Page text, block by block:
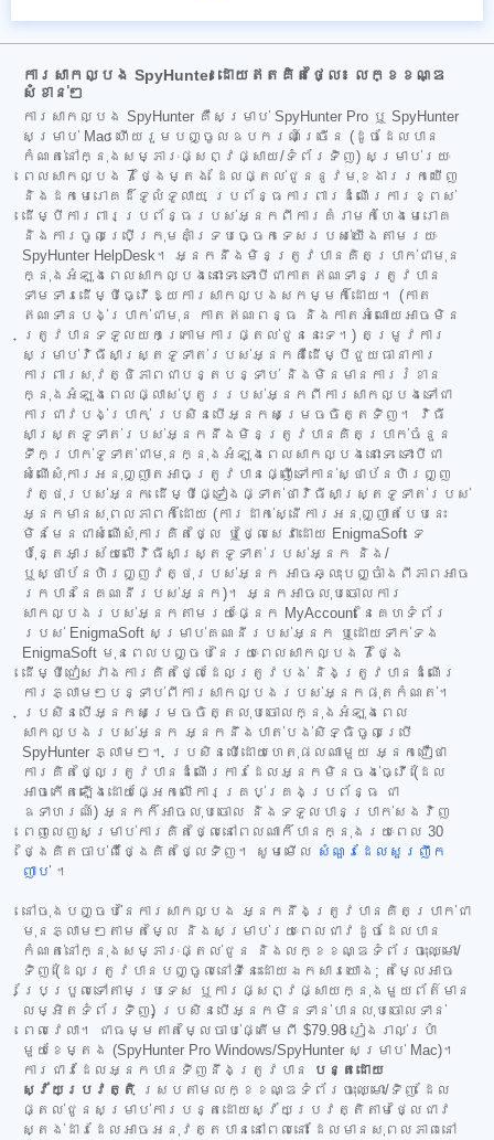
ការសាកល្បង SpyHunter ដោយឥតគិតថ្លៃ៖ លក្ខខណ្ឌ
សំខាន់ៗ
ការសាកល្បង SpyHunter គឺសម្រាប់ SpyHunter Pro ឬ SpyHunter
សម្រាប់ Mac ហើយរួមបញ្ចូលឧបករណ៍ច្រើន (ដូចដែលបាន
កំណត់នៅក្នុងសម្ភារៈផ្សព្វផ្សាយ/ទំព័រទិញ) សម្រាប់រយៈ
ពេលសាកល្បង 7 ថ្ងៃម្តង ដែលផ្តល់ជូននូវមុខងាររកឃើញ
និងដកមេរោគដ៏ទូលំទូលាយ ប្រព័ន្ធការពារដំណើរការខ្ពស់
ដើម្បីការពារប្រព័ន្ធរបស់អ្នកពីការគំរាមកំហែងមេរោគ
និងការចូលប្រើក្រុមគាំទ្របច្ចេកទេសរបស់យើងតាមរយៈ
SpyHunter HelpDesk។ អ្នកនឹងមិនត្រូវបានគិតប្រាក់ជាមុន
ក្នុងអំឡុងពេលសាកល្បងនោះទេ ទោះបីជាកាតឥណទានត្រូវបាន
ទាមទារដើម្បីធ្វើឱ្យការសាកល្បងសកម្មក៏ដោយ។ (កាត
ឥណទានបង់ប្រាក់ជាមុន កាតឥណពន្ធ និងកាតអំណោយអាចមិន
ត្រូវបានទទួលយកក្រោមការផ្តល់ជូននេះទេ។) តម្រូវការ
សម្រាប់វិធីសាស្ត្រទូទាត់របស់អ្នកគឺដើម្បីជួយធានាការ
ការពារសុវត្ថិភាពជាបន្តបន្ទាប់ និងមិនមានការរំខាន
ក្នុងអំឡុងពេលផ្លាស់ប្តូររបស់អ្នកពីការសាកល្បងទៅជា
ការជាវបង់ប្រាក់ ប្រសិនបើអ្នកសម្រេចចិត្តទិញ។ វិធី
សាស្ត្រទូទាត់របស់អ្នកនឹងមិនត្រូវបានគិតប្រាក់ចំនួន
ទឹកប្រាក់ទូទាត់ជាមុនក្នុងអំឡុងពេលសាកល្បងនោះទេ ទោះបីជា
សំណើសុំការអនុញ្ញាតអាចត្រូវបានផ្ញើទៅកាន់ស្ថាប័នហិរញ្ញ
វត្ថុរបស់អ្នក ដើម្បីផ្ទៀងផ្ទាត់ថាវិធីសាស្ត្រទូទាត់របស់
អ្នកមានសុពលភាពក៏ដោយ (ការដាក់ស្នើការអនុញ្ញាតបែបនេះ
មិនមែនជាសំណើសុំការគិតថ្លៃ ឬថ្លៃសេវាដោយ EnigmaSoft ទេ
ប៉ុន្តែអាស្រ័យលើវិធីសាស្ត្រទូទាត់របស់អ្នក និង/
ឬស្ថាប័នហិរញ្ញវត្ថុរបស់អ្នក អាចឆ្លុះបញ្ចាំងពីភាពអាច
រកបាននៃគណនីរបស់អ្នក)។ អ្នកអាចលុបចោលការ
សាកល្បងរបស់អ្នកតាមរយៈផ្នែក MyAccount នៃគេហទំព័រ
របស់ EnigmaSoft សម្រាប់គណនីរបស់អ្នក ឬដោយទាក់ទង
EnigmaSoft មុនពេលបញ្ចប់នៃរយៈពេលសាកល្បង 7 ថ្ងៃ
ដើម្បីជៀសវាងការគិតថ្លៃដែលត្រូវបង់ និងត្រូវបានដំណើរ
ការភ្លាមៗបន្ទាប់ពីការសាកល្បងរបស់អ្នកផុតកំណត់។
ប្រសិនបើអ្នកសម្រេចចិត្តលុបចោលក្នុងអំឡុងពេល
សាកល្បងរបស់អ្នក អ្នកនឹងបាត់បង់សិទ្ធិចូលប្រើ
SpyHunter ភ្លាមៗ។ ប្រសិនបើដោយហេតុផលណាមួយ អ្នកជឿថា
ការគិតថ្លៃត្រូវបានដំណើរការដែលអ្នកមិនចង់ធ្វើ (ដែល
អាចកើតឡើងដោយផ្អែកលើការគ្រប់គ្រងប្រព័ន្ធ ជា
ឧទាហរណ៍) អ្នកក៏អាចលុបចោល និងទទួលបានប្រាក់សងវិញ
ពេញលេញសម្រាប់ការគិតថ្លៃនៅពេលណាក៏បានក្នុងរយៈពេល 30
ថ្ងៃគិតចាប់ពីថ្ងៃគិតថ្លៃទិញ។ សូមមើល សំណួរដែលសួរញឹក
ញាប់ ។
នៅចុងបញ្ចប់នៃការសាកល្បង អ្នកនឹងត្រូវបានគិតប្រាក់ជា
មុនភ្លាមៗតាមតម្លៃ និងសម្រាប់រយៈពេលជាវដូចដែលបាន
កំណត់នៅក្នុងសម្ភារៈផ្តល់ជូន និងលក្ខខណ្ឌទំព័រចុះឈ្មោះ/
ទិញ (ដែលត្រូវបានបញ្ចូលនៅទីនេះដោយឯកសារយោង; តម្លៃអាច
ប្រែប្រួលទៅតាមប្រទេស ឬការផ្សព្វផ្សាយក្នុងមួយព័ត៌មាន
លម្អិតទំព័រទិញ) ប្រសិនបើអ្នកមិនទាន់បានលុបចោលទាន់
ពេលវេលា។ ជាធម្មតាតម្លៃចាប់ផ្តើមពី $79.98 រៀងរាល់ប្រាំ
មួយខែម្តង (SpyHunter Pro Windows/SpyHunter សម្រាប់ Mac)។
ការជាវដែលអ្នកបានទិញនឹងត្រូវបាន
បន្តដោយ
ស្វ័យប្រវត្តិ ស្របតាមលក្ខខណ្ឌទំព័រចុះឈ្មោះ/ទិញ ដែល
ផ្តល់ជូនសម្រាប់ការបន្តដោយស្វ័យប្រវត្តិតាមថ្លៃជាវ
ស្តង់ដារដែលអាចអនុវត្តបាននៅពេលនោះ ដែលមានសុពលភាពនៅ